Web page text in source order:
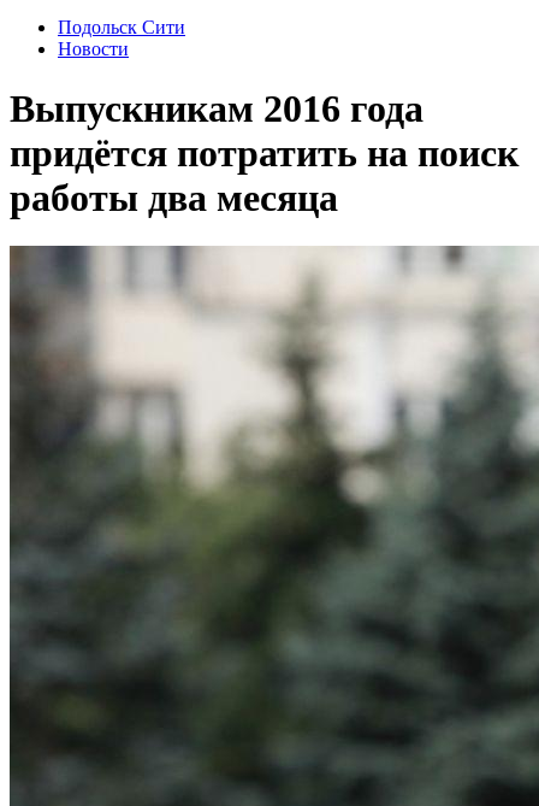
Подольск Сити
Новости
Выпускникам 2016 года
придётся потратить на поиск
работы два месяца